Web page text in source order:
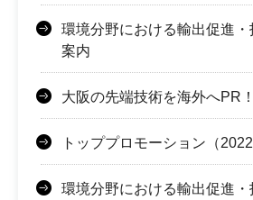
環境分野における輸出促進
案内
大阪の先端技術を海外へPR
トッププロモーション（2022
環境分野における輸出促進